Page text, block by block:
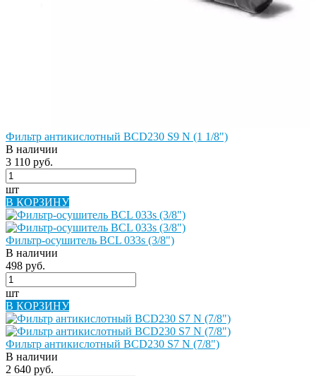
Фильтр антикислотный BCD230 S9 N (1 1/8")
В наличии
3 110 руб.
шт
В КОРЗИНУ
Фильтр-осушитель BCL 033s (3/8")
В наличии
498 руб.
шт
В КОРЗИНУ
Фильтр антикислотный BCD230 S7 N (7/8")
В наличии
2 640 руб.